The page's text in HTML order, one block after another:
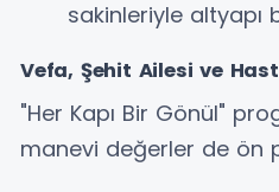
sakinleriyle altyapı
Vefa, Şehit Ailesi ve
"Her Kapı Bir Gönül"
manevi değerler de ön